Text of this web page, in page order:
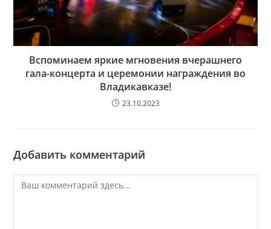
Вспоминаем яркие мгновения вчерашнего
гала-концерта и церемонии награждения во
Владикавказе!
23.10.2023
Добавить комментарий